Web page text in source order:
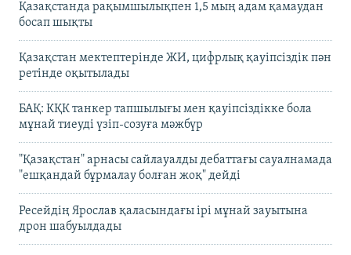
Қазақстанда рақымшылықпен 1,5 мың адам қамаудан
босап шықты
Қазақстан мектептерінде ЖИ, цифрлық қауіпсіздік пән
ретінде оқытылады
БАҚ: КҚК танкер тапшылығы мен қауіпсіздікке бола
мұнай тиеуді үзіп-созуға мәжбүр
"Қазақстан" арнасы сайлауалды дебаттағы сауалнамада
"ешқандай бұрмалау болған жоқ" дейді
Ресейдің Ярослав қаласындағы ірі мұнай зауытына
дрон шабуылдады